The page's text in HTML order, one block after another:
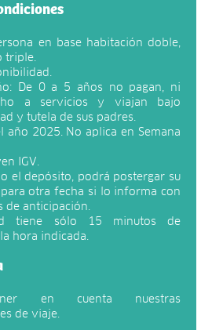
en base habitación doble,
triple.
De 0 a 5 años no pagan, ni
a servicios y viajan bajo
y tutela de sus padres.
año 2025. No aplica en Semana
IGV.
el depósito, podrá postergar su
otra fecha si lo informa con
de anticipación.
tiene sólo 15 minutos de
hora indicada.
en cuenta nuestras
de viaje.